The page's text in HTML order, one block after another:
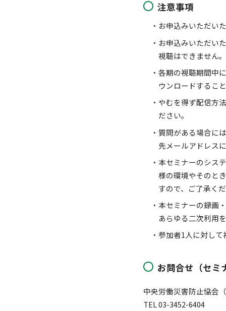
注意事項
・お申込みいただい
・お申込みいただい
視聴はできません。
・各期の視聴期間中
ウンロードするこ
・やむを得ず配信方
ださい。
・質問がある場合に
先メールアドレス
・本セミナーのシス
様の環境やそのと
すので、ご了承く
・本セミナーの録画
あらゆる二次利用
・参加者1人に対し
お問合せ（セミ
中央労働災害防止協会
TEL 03-3452-6404